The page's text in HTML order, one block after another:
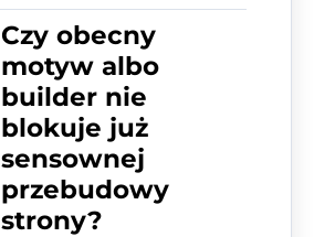
Czy obecny
motyw albo
builder nie
blokuje już
sensownej
przebudowy
strony?